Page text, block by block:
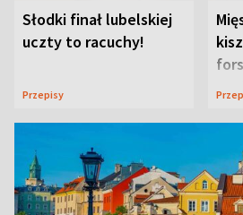
Słodki finał lubelskiej
uczty to racuchy!
Przepisy